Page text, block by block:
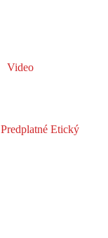
Video
Predplatné Etický